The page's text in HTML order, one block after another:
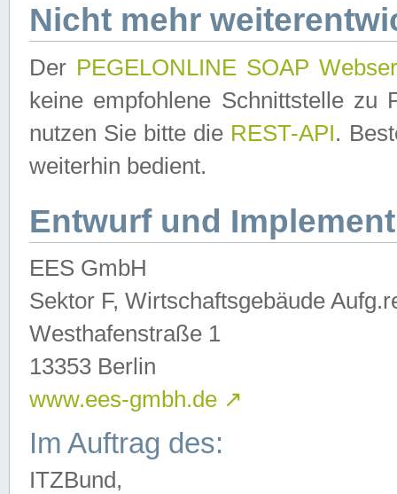
Nicht mehr
Der PEGELONLINE SOAP
keine empfohlene Schnittstelle zu
nutzen Sie bitte die REST-API.
weiterhin bedient.
Entwurf und
EES GmbH
Sektor F, Wirtschaftsgebäude
Westhafenstraße 1
13353 Berlin
www.ees-gmbh.de ↗
Im Auftrag des:
ITZBund,